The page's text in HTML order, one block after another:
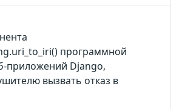
программной
приложений Django,
вызвать отказ в